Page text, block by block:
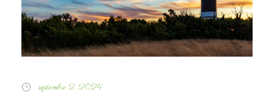
septembre 2, 2024